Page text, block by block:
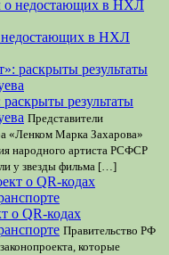
недостающих в НХЛ
результаты
Представители
«Ленком Марка Захарова»
народного артиста РСФСР
у звезды фильма […]
о QR-кодах
Правительство РФ
которые